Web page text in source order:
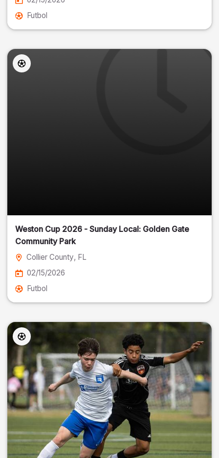
Futbol
Weston Cup 2026 - Sunday Local: Golden Gate
Community Park
Collier County, FL
02/15/2026
Futbol